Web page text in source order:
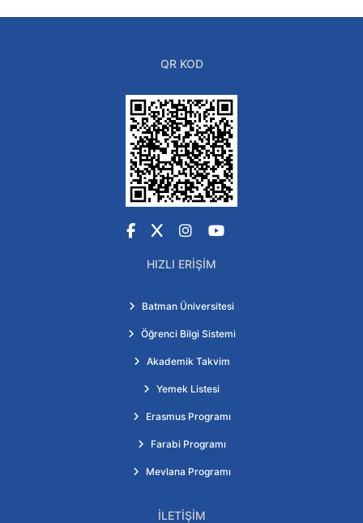
QR KOD
Facebook
X Instagram
YouTube
HIZLI ERIŞIM
Batman Üniversitesi
Öğrenci Bilgi Sistemi
Akademik Takvim
Yemek Listesi
Erasmus Programı
Farabi Programı
Mevlana Programı
İLETIŞIM